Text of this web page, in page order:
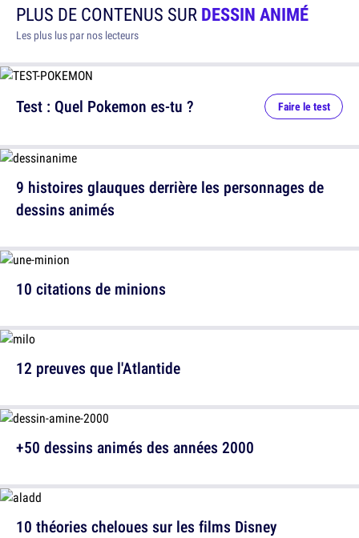
PLUS DE CONTENUS SURDESSIN ANIMÉ
Les plus lus par nos lecteurs
Test : Quel Pokemon es-tu ? Faire le test
10 citations de minions
+50 dessins animés des années 2000
9 histoires glauques derrière les personnages de
dessins animés
12 preuves que l'Atlantide
10 théories cheloues sur les films Disney